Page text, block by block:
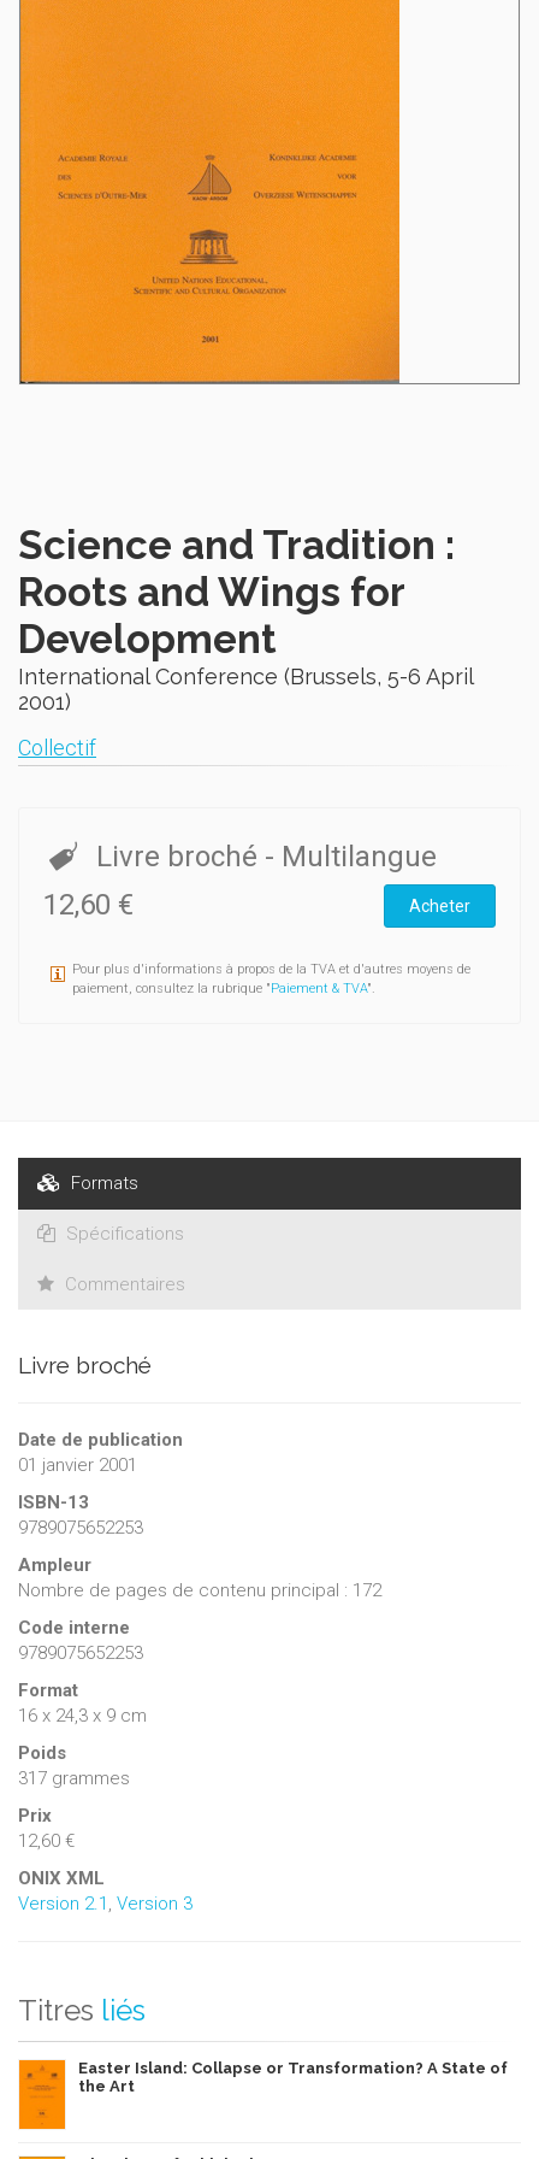
Science and Tradition :
Roots and Wings for
Development
International Conference (Brussels, 5-6 April
2001)
Collectif
Livre broché - Multilangue
12,60 €
Acheter
Pour plus d'informations à propos de la TVA et d'autres moyens de
paiement, consultez la rubrique "Paiement & TVA".
Formats
Spécifications
Commentaires
Livre broché
Date de publication
01 janvier 2001
ISBN-13
9789075652253
Ampleur
Nombre de pages de contenu principal : 172
Code interne
9789075652253
Format
16 x 24,3 x 9 cm
Poids
317 grammes
Prix
12,60 €
ONIX XML
Version 2.1 , Version 3
Titres liés
Easter Island: Collapse or Transformation? A State of
the Art